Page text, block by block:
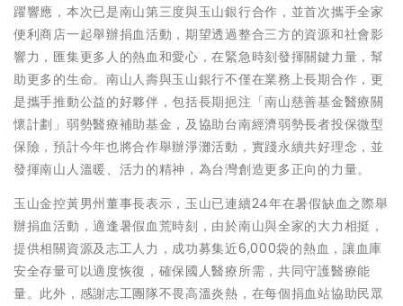
躍響應，本次已是南山第三度與玉山銀行合作，並首次攜手全家
便利商店一起舉辦捐血活動，期望透過整合三方的資源和社會影
響力，匯集更多人的熱血和愛心，在緊急時刻發揮關鍵力量，幫
助更多的生命。南山人壽與玉山銀行不僅在業務上長期合作，更
是攜手推動公益的好夥伴，包括長期挹注「南山慈善基金醫療關
懷計劃」弱勢醫療補助基金，及協助台南經濟弱勢長者投保微型
保險，預計今年也將合作舉辦淨灘活動，實踐永續共好理念，並
發揮南山人溫暖、活力的精神，為台灣創造更多正向的力量。
玉山金控黃男州董事長表示，玉山已連續24年在暑假缺血之際舉
辦捐血活動，適逢暑假血荒時刻，由於南山與全家的大力相挺，
提供相關資源及志工人力，成功募集近6,000袋的熱血，讓血庫
安全存量可以適度恢復，確保國人醫療所需，共同守護醫療能
量。此外，感謝志工團隊不畏高溫炎熱，在每個捐血站協助民眾